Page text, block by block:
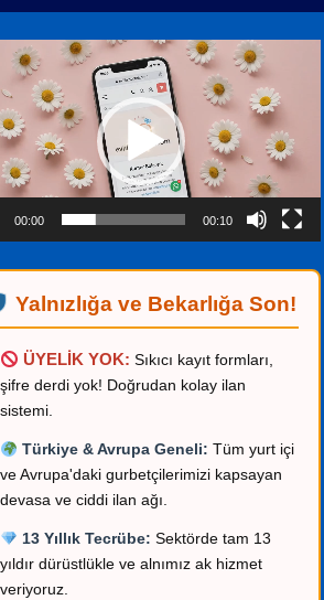
00:00 00:10
Yalnızlığa ve Bekarlığa Son!
ÜYELİK YOK: Sıkıcı kayıt formları,
şifre derdi yok! Doğrudan kolay ilan
sistemi.
Türkiye & Avrupa Geneli: Tüm yurt içi
ve Avrupa'daki gurbetçilerimizi kapsayan
devasa ve ciddi ilan ağı.
13 Yıllık Tecrübe: Sektörde tam 13
yıldır dürüstlükle ve alnımız ak hizmet
veriyoruz.